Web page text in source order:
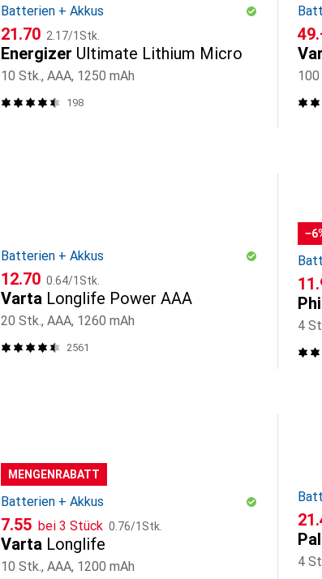
Batterien + Akkus
CHF
21.70 CHF
2.17/1Stk.
Energizer Ultimate Lithium Micro
10 Stk., AAA, 1250 mAh
198
100
Batterien + Akkus
CHF
12.70 CHF
0.64/1Stk.
Varta Longlife Power AAA
20 Stk., AAA, 1260 mAh
2561
4
MENGENRABATT
Batterien + Akkus
CHF
7.55 bei 3 Stück CHF
0.76/1Stk.
Varta Longlife
10 Stk., AAA, 1200 mAh 4